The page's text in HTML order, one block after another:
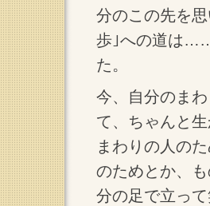
分のこの先を
歩｣への道は
た。
今、自分のま
て、ちゃんと
まわりの人の
のためとか、
分の足で立っ